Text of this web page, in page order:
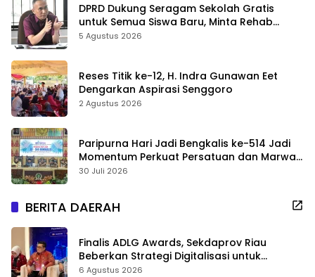
DPRD Dukung Seragam Sekolah Gratis
untuk Semua Siswa Baru, Minta Rehab
Sekolah Jangan Dikurangi
5 Agustus 2026
Reses Titik ke-12, H. Indra Gunawan Eet
Dengarkan Aspirasi Senggoro
2 Agustus 2026
Paripurna Hari Jadi Bengkalis ke-514 Jadi
Momentum Perkuat Persatuan dan Marwah
Negeri
30 Juli 2026
BERITA DAERAH
Finalis ADLG Awards, Sekdaprov Riau
Beberkan Strategi Digitalisasi untuk
Tingkatkan Layanan Publik
6 Agustus 2026